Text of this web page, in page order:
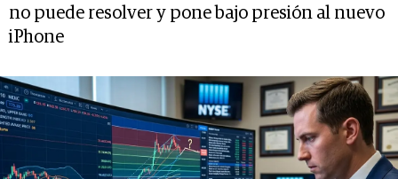
no puede resolver y pone bajo presión al nuevo
iPhone